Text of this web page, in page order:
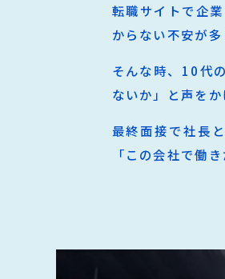
転職サイトで企
からない不安が
そんな時、10代
ないか」と声を
最終面接で社長
「この会社で働